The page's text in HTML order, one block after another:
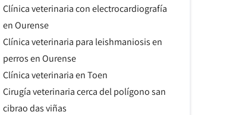
Clínica veterinaria con electrocardiografía
en Ourense
Clínica veterinaria para leishmaniosis en
perros en Ourense
Clínica veterinaria en Toen
Cirugía veterinaria cerca del polígono san
cibrao das viñas